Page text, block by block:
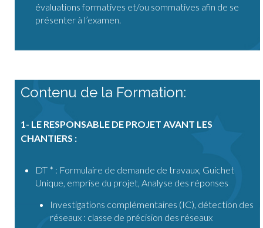
évaluations formatives et/ou sommatives afin de se
présenter à l’examen.
Contenu de la Formation:
1- LE RESPONSABLE DE PROJET AVANT LES
CHANTIERS :
DT * : Formulaire de demande de travaux, Guichet
Unique, emprise du projet, Analyse des réponses
Investigations complémentaires (IC), détection des
réseaux : classe de précision des réseaux